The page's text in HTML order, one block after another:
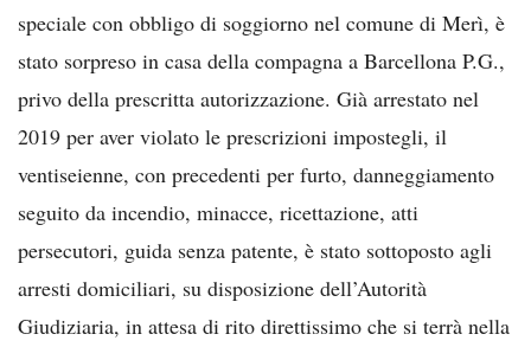
speciale con obbligo di soggiorno nel comune di Merì, è
stato sorpreso in casa della compagna a Barcellona P.G.,
privo della prescritta autorizzazione. Già arrestato nel
2019 per aver violato le prescrizioni impostegli, il
ventiseienne, con precedenti per furto, danneggiamento
seguito da incendio, minacce, ricettazione, atti
persecutori, guida senza patente, è stato sottoposto agli
arresti domiciliari, su disposizione dell’Autorità
Giudiziaria, in attesa di rito direttissimo che si terrà nella